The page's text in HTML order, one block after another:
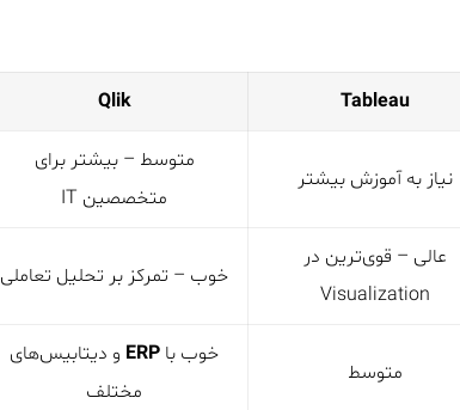
Tableau
Qlik
نیاز به آموزش بیشتر
متوسط – بیشتر برای
متخصصین IT
عالی – قوی‌ترین در
Visualization
خوب – تمرکز بر تحلیل تعاملی
متوسط
خوب با ERP و دیتابیس‌های
مختلف